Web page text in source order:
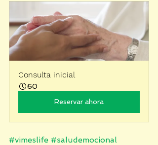
Consulta inicial
60
Reservar ahora
#vimeslife #saludemocional